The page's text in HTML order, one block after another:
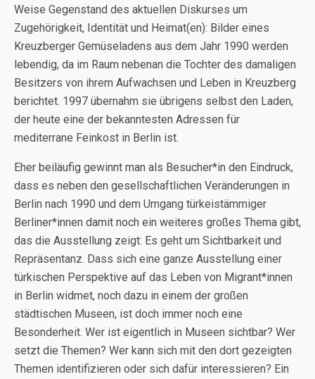
Weise Gegenstand des aktuellen Diskurses um
Zugehörigkeit, Identität und Heimat(en): Bilder eines
Kreuzberger Gemüseladens aus dem Jahr 1990 werden
lebendig, da im Raum nebenan die Tochter des damaligen
Besitzers von ihrem Aufwachsen und Leben in Kreuzberg
berichtet. 1997 übernahm sie übrigens selbst den Laden,
der heute eine der bekanntesten Adressen für
mediterrane Feinkost in Berlin ist.
Eher beiläufig gewinnt man als Besucher*in den Eindruck,
dass es neben den gesellschaftlichen Veränderungen in
Berlin nach 1990 und dem Umgang türkeistämmiger
Berliner*innen damit noch ein weiteres großes Thema gibt,
das die Ausstellung zeigt: Es geht um Sichtbarkeit und
Repräsentanz. Dass sich eine ganze Ausstellung einer
türkischen Perspektive auf das Leben von Migrant*innen
in Berlin widmet, noch dazu in einem der großen
städtischen Museen, ist doch immer noch eine
Besonderheit. Wer ist eigentlich in Museen sichtbar? Wer
setzt die Themen? Wer kann sich mit den dort gezeigten
Themen identifizieren oder sich dafür interessieren? Ein